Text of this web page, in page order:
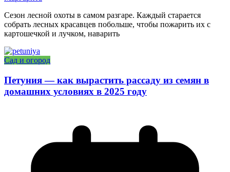
Сезон лесной охоты в самом разгаре. Каждый старается
собрать лесных красавцев побольше, чтобы пожарить их с
картошечкой и лучком, наварить
Сад и огород
Петуния — как вырастить рассаду из семян в
домашних условиях в 2025 году